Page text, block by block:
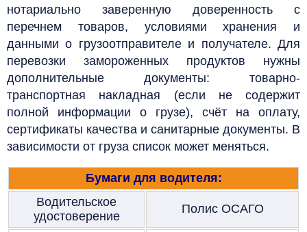
нотариально заверенную доверенность с
перечнем товаров, условиями хранения и
данными о грузоотправителе и получателе. Для
перевозки замороженных продуктов нужны
дополнительные документы: товарно-
транспортная накладная (если не содержит
полной информации о грузе), счёт на оплату,
сертификаты качества и санитарные документы. В
зависимости от груза список может меняться.
Бумаги для водителя:
Водительское
удостоверение
Полис ОСАГО